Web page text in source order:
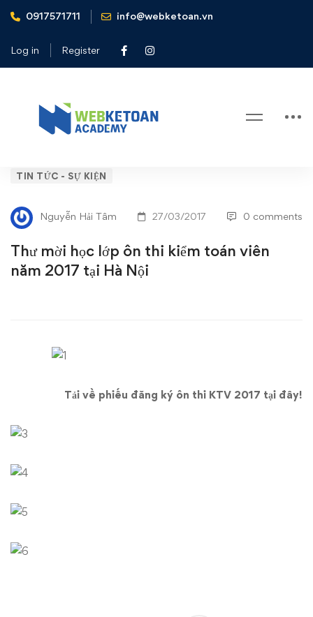
0917571711 info@webketoan.vn
Log in Register
Home
Tin tức - Sự kiện
Thư
mời
học
lớp
kiểm
viên
năm
tại
Hà
TIN TỨC - SỰ KIỆN
Nguyễn Hải Tâm 27/03/2017 0 comments
Thư mời học lớp ôn thi kiểm toán viên
năm 2017 tại Hà Nội
Tải về phiếu đăng ký ôn thi KTV 2017 tại đây!